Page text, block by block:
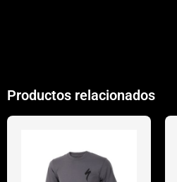
Productos relacionados